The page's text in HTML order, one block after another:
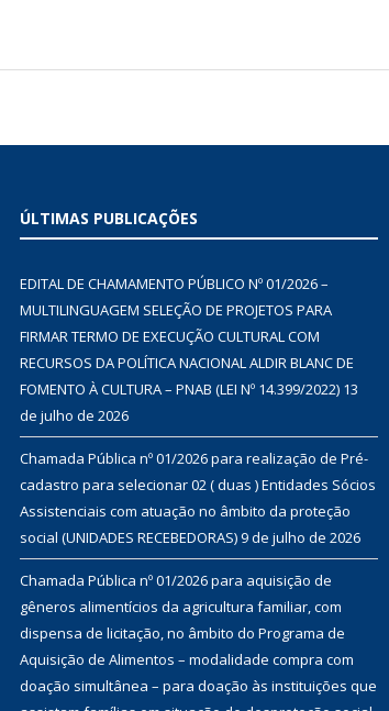
ÚLTIMAS PUBLICAÇÕES
EDITAL DE CHAMAMENTO PÚBLICO Nº 01/2026 –
MULTILINGUAGEM SELEÇÃO DE PROJETOS PARA
FIRMAR TERMO DE EXECUÇÃO CULTURAL COM
RECURSOS DA POLÍTICA NACIONAL ALDIR BLANC DE
FOMENTO À CULTURA – PNAB (LEI Nº 14.399/2022) 13
de julho de 2026
Chamada Pública nº 01/2026 para realização de Pré-
cadastro para selecionar 02 ( duas ) Entidades Sócios
Assistenciais com atuação no âmbito da proteção
social (UNIDADES RECEBEDORAS)9 de julho de 2026
Chamada Pública nº 01/2026 para aquisição de
gêneros alimentícios da agricultura familiar, com
dispensa de licitação, no âmbito do Programa de
Aquisição de Alimentos – modalidade compra com
doação simultânea – para doação às instituições que